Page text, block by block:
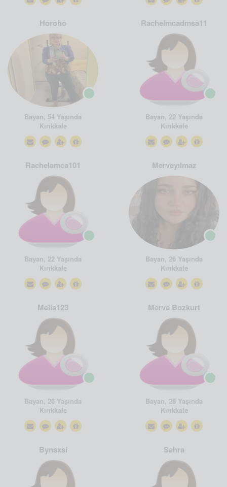
Horoho
Bayan, 54 Yaşında
Kırıkkale
Rachelmcadmsa11
Bayan, 22 Yaşında
Kırıkkale
Rachelamca101
Bayan, 22 Yaşında
Kırıkkale
Merveyılmaz
Bayan, 26 Yaşında
Kırıkkale
Melis123
Bayan, 26 Yaşında
Kırıkkale
Merve Bozkurt
Bayan, 28 Yaşında
Kırıkkale
Bynsxsi Sahra